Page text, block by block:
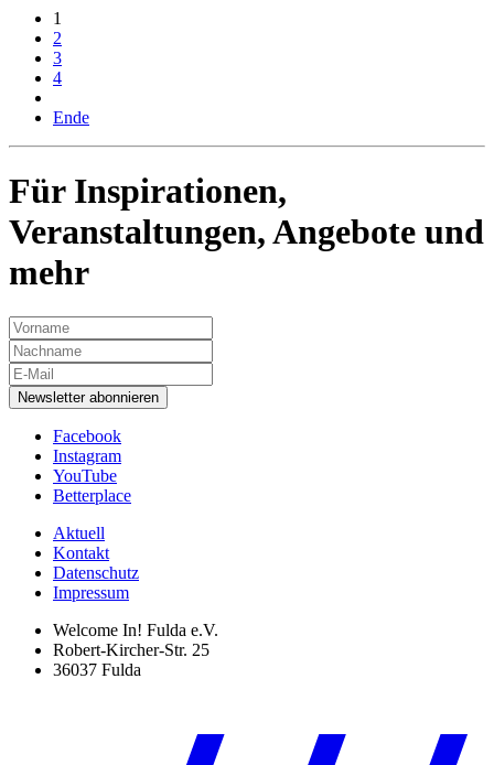
1
2
3
4
Ende
Für Inspirationen,
Veranstaltungen, Angebote und
mehr
Newsletter abonnieren
Facebook
Instagram
YouTube
Betterplace
Aktuell
Kontakt
Datenschutz
Impressum
Welcome In! Fulda e.V.
Robert-Kircher-Str. 25
36037 Fulda